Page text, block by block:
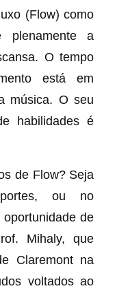
(Flow) como
plenamente a
O tempo
está em
música. O seu
habilidades é
de Flow? Seja
ou no
de
Mihaly, que
Claremont na
voltados ao